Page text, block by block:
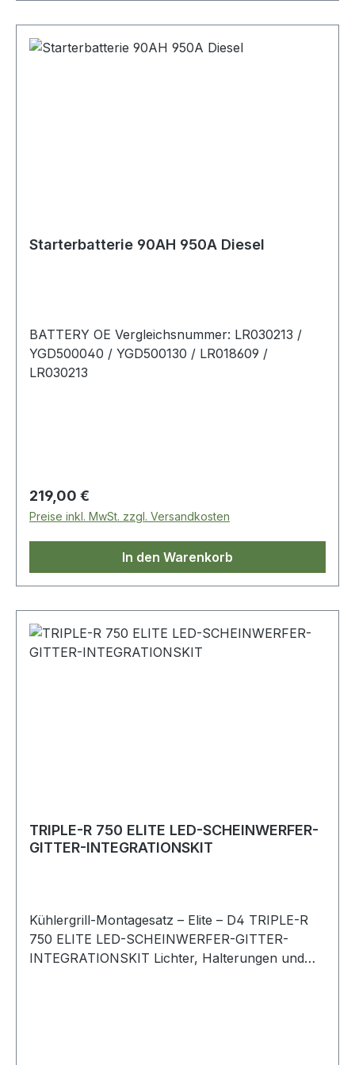
Starterbatterie 90AH 950A Diesel
BATTERY OE Vergleichsnummer: LR030213 /
YGD500040 / YGD500130 / LR018609 /
LR030213
Regulärer Preis:
219,00 €
Preise inkl. MwSt. zzgl. Versandkosten
In den Warenkorb
TRIPLE-R 750 ELITE LED-SCHEINWERFER-
GITTER-INTEGRATIONSKIT
Kühlergrill-Montagesatz – Elite – D4 TRIPLE-R
750 ELITE LED-SCHEINWERFER-GITTER-
INTEGRATIONSKIT Lichter, Halterungen und